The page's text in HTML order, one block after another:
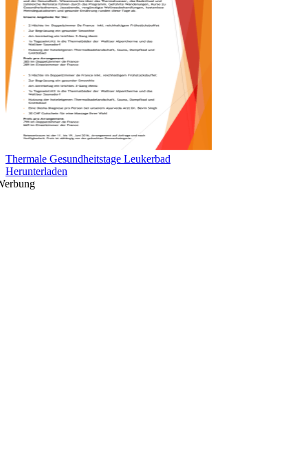
Thermale Gesundheitstage Leukerbad
Herunterladen